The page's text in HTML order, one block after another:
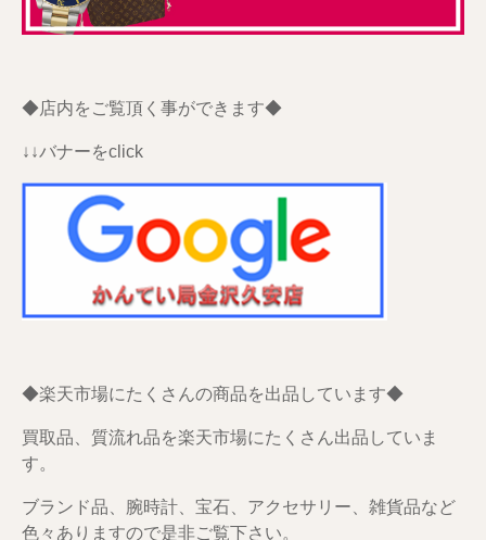
◆店内をご覧頂く事ができます◆
↓↓バナーをclick
◆楽天市場にたくさんの商品を出品しています◆
買取品、質流れ品を楽天市場にたくさん出品していま
す。
ブランド品、腕時計、宝石、アクセサリー、雑貨品など
色々ありますので是非ご覧下さい。